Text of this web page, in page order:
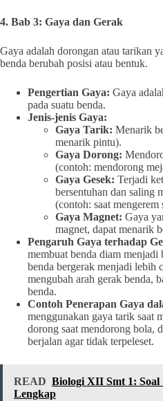
4. Bab 3: Gaya dan Gerak
Gaya adalah dorongan atau tarikan
benda berubah posisi atau bentuk.
Pengertian Gaya: Gaya
pada suatu benda.
Jenis-jenis Gaya:
Gaya Tarik: Menarik
menarik pintu).
Gaya Dorong:
(contoh: mendorong
Gaya Gesek: Terjadi
bersentuhan dan saling
(contoh: saat mengerem
Gaya Magnet: Gaya
magnet, dapat menarik
Pengaruh Gaya terhadap
membuat benda diam menjadi
benda bergerak menjadi lebih
mengubah arah gerak benda,
benda.
Contoh Penerapan Gaya
menggunakan gaya tarik saat
dorong saat mendorong bola,
berjalan agar tidak terpeleset.
READ Biologi XII Smt 1: Soal
Lengkap